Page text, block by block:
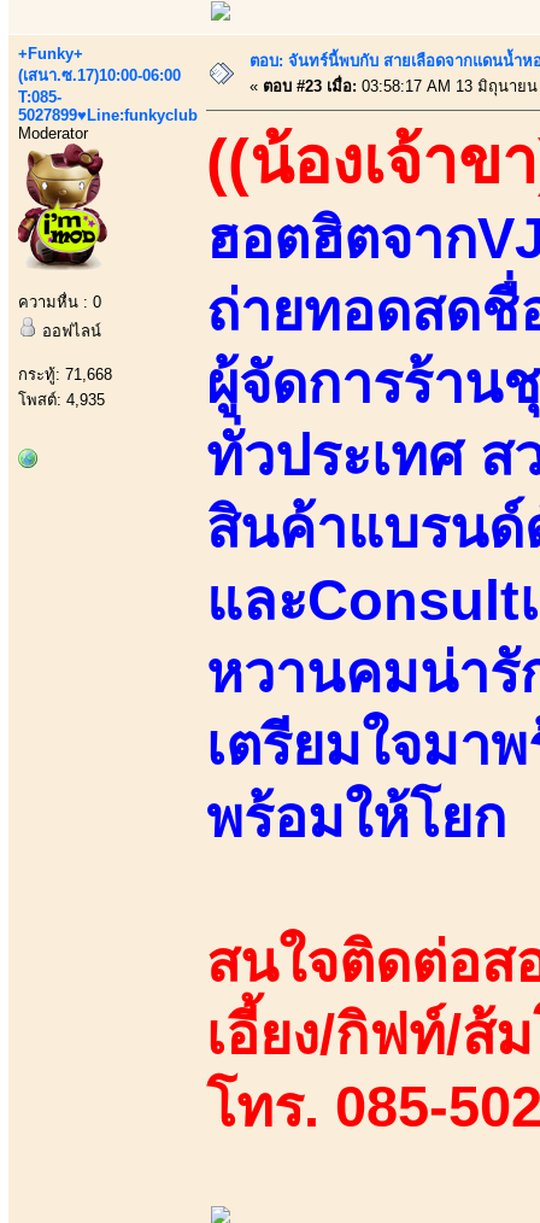
+Funky+
(เสนา.ซ.17)10:00-06:00
T:085-
5027899♥Line:funkyclub
Moderator
ความหื่น : 0
ออฟไลน์
กระทู้: 71,668
โพสต์: 4,935
ตอบ: จันทร์นี้พบกับ สายเลือดจากแดนน้ำ
« ตอบ #23 เมื่อ: 03:58:17 AM 13 มิถุนายน
((น้องเจ้าข
ฮอตฮิตจาก
ถ่ายทอดสดชื่
ผู้จัดการร้าน
ทั่วประเทศ ส
สินค้าแบรนด์
และConsult
หวานคมน่ารั
เตรียมใจมา
พร้อมให้โยก
สนใจติดต่อส
เอี้ยง/กิฟท์/ส้
โทร. 085-